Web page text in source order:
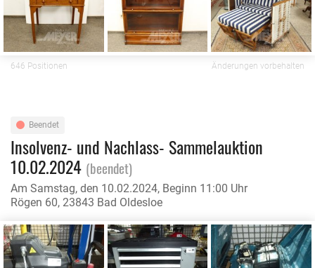
646 Positionen Änderungen vorbehalten
Insolvenz- und Nachlass- Sammelauktion
10.02.2024 (beendet)
Am Samstag, den 10.02.2024, Beginn 11:00 Uhr
Rögen 60, 23843 Bad Oldesloe
Beendet